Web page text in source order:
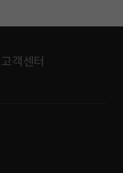
고객센터